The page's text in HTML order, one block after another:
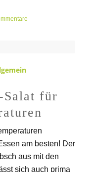
Salat für
am besten! Der
aus mit den
sich auch prima